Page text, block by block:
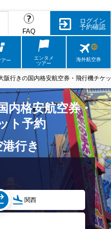
FAQ
ログイン
予約確認
ー
エンタメ
ツアー
海外航空券
阪行きの国内格安航空券・飛行機チケ
内格安航空券・
ト予約
行き